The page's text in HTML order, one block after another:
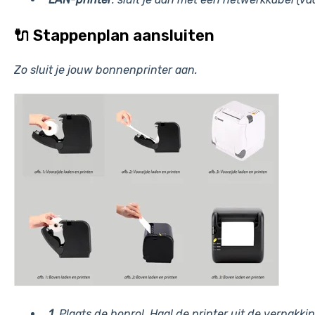
🔌 Stappenplan aansluiten
Zo sluit je jouw bonnenprinter aan.